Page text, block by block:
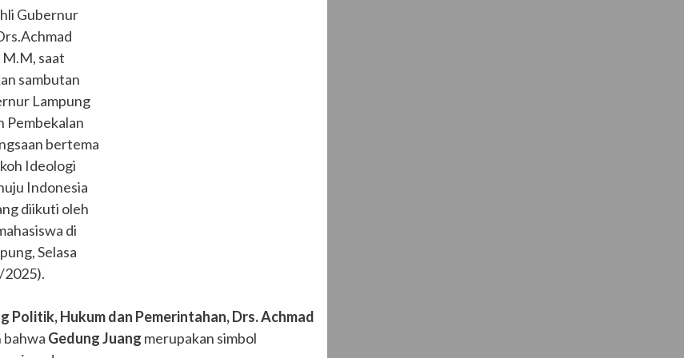
Gubernur
saat
sambutan
Lampung
Pembekalan
bertema
Ideologi
Indonesia
diikuti oleh
di
Selasa
Politik, Hukum dan Pemerintahan, Drs. Achmad
bahwa Gedung Juang merupakan simbol